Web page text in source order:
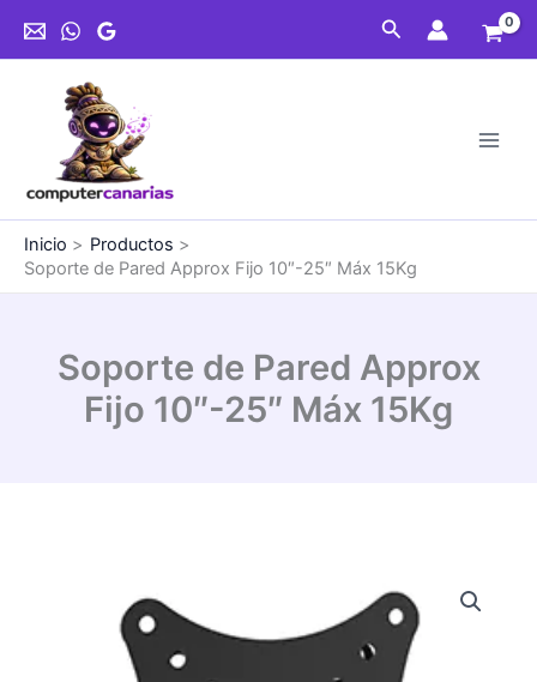
Buscar
Inicio
Productos
Soporte de Pared Approx Fijo 10″-25″ Máx 15Kg
Soporte de Pared Approx
Fijo 10″-25″ Máx 15Kg
Approx
Fijo
cantidad